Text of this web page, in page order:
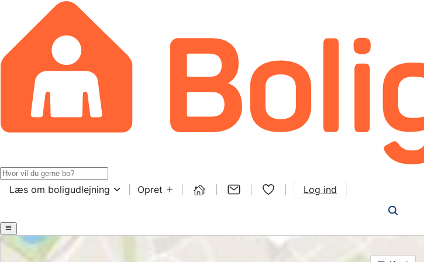
Læs om boligudlejning Opret Log ind